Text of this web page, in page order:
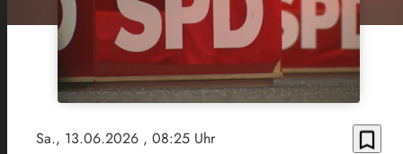
Sa., 13.06.2026 , 08:25 Uhr bookmark_border